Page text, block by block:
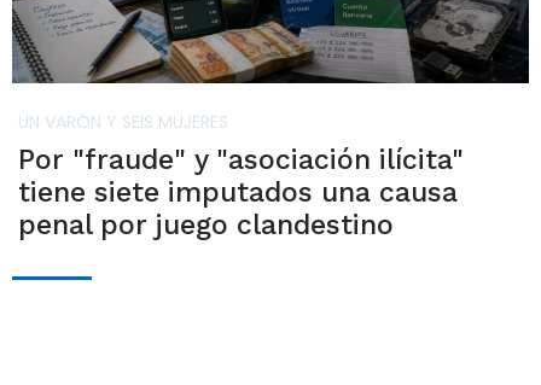
UN VARÓN Y SEIS MUJERES
Por "fraude" y "asociación ilícita"
tiene siete imputados una causa
penal por juego clandestino